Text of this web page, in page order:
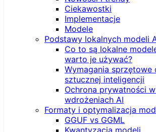
Ciekawostki
Implementacje
Modele
Podstawy lokalnych modeli
Co to są lokalne
warto je używać?
Wymagania sprzętowe
sztucznej inteligencji
Ochrona prywatności
wdrożeniach AI
Formaty i optymalizacja
GGUF vs GGML
Kwantyzacja modeli